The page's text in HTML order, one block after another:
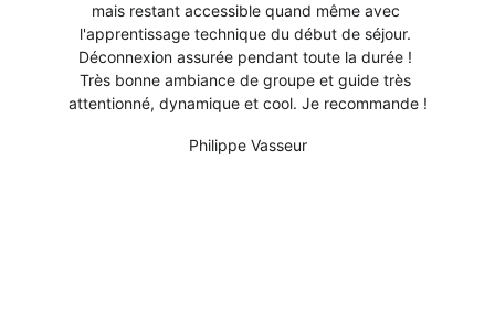
mais restant accessible quand même avec
l'apprentissage technique du début de séjour.
Déconnexion assurée pendant toute la durée !
Très bonne ambiance de groupe et guide très
attentionné, dynamique et cool. Je recommande !
Philippe Vasseur